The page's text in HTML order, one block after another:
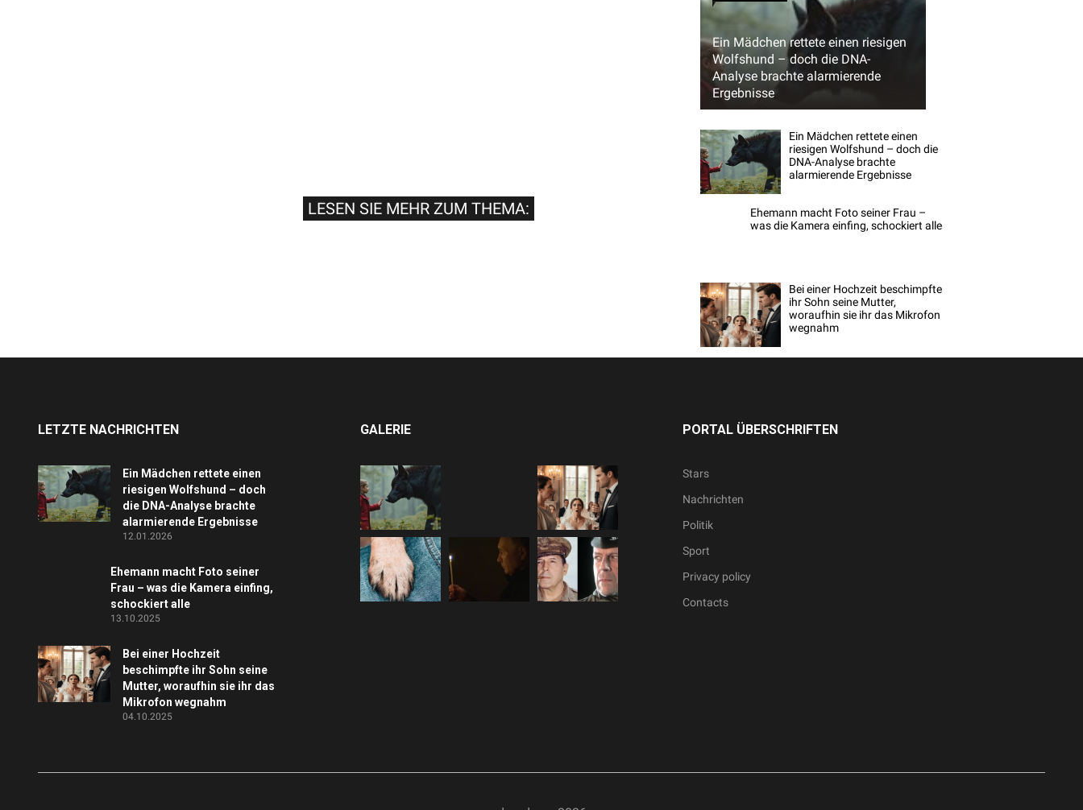
LESEN SIE MEHR ZUM THEMA:
Ein Mädchen rettete einen riesigen
Wolfshund – doch die DNA-
Analyse brachte alarmierende
Ergebnisse
Ein Mädchen rettete einen
riesigen Wolfshund – doch die
DNA-Analyse brachte
alarmierende Ergebnisse
Ehemann macht Foto seiner Frau –
was die Kamera einfing, schockiert alle
Bei einer Hochzeit beschimpfte
ihr Sohn seine Mutter,
woraufhin sie ihr das Mikrofon
wegnahm
LETZTE NACHRICHTEN
Ein Mädchen rettete einen
riesigen Wolfshund – doch
die DNA-Analyse brachte
alarmierende Ergebnisse
12.01.2026
Ehemann macht Foto seiner
Frau – was die Kamera einfing,
schockiert alle
13.10.2025
Bei einer Hochzeit
beschimpfte ihr Sohn seine
Mutter, woraufhin sie ihr das
Mikrofon wegnahm
04.10.2025
GALERIE PORTAL ÜBERSCHRIFTEN
Stars
Nachrichten
Politik
Sport
Privacy policy
Contacts